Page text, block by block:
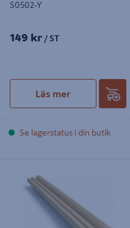
S0502-Y
149 kr / ST
Läs mer
Se lagerstatus i din butik
(13MM FALS)